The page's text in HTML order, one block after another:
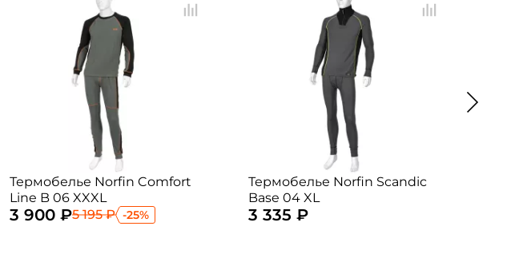
Термобелье Norfin Comfort
Line B 06 XXXL
3 900 ₽5 195 ₽ -25%
Термобелье Norfin Scandic
Base 04 XL
3 335 ₽